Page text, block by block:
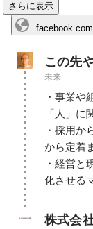
さらに表示
facebook.com
この先
未来
・事業や
「人」
・採用か
から定着
・経営と
化させる
株式会